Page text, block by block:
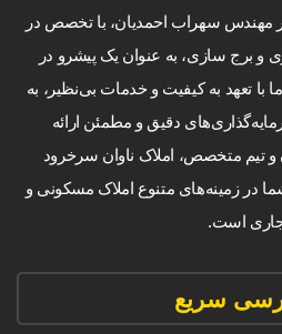
مهندس سهراب احمدیان، با تخصص در
و برج سازی، به عنوان یک پیشرو در
با تعهد به کیفیت و خدمات بی‌نظیر، به
دقیق و مطمئن ارائه
تیم متخصص، املاک ناوان سرخرود
در زمینه‌های متنوع املاک مسکونی و
است.
سریع